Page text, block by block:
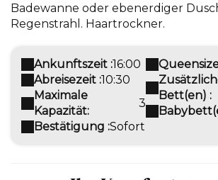
Badewanne oder ebenerdiger
Regenstrahl. Haartrockner.
Ankunftszeit :16:00
Abreisezeit :10:30
Maximale
Kapazität:
3
Bestätigung :Sofort
Bett(en) :